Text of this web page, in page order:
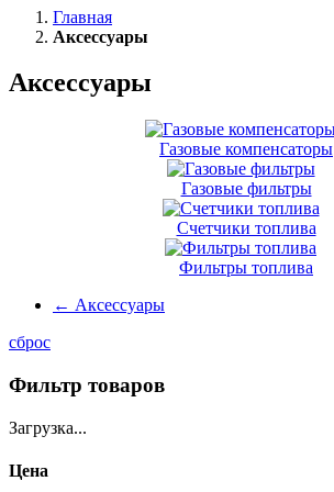
Главная
Аксессуары
Аксессуары
Газовые компенсаторы
Газовые фильтры
Счетчики топлива
Фильтры топлива
← Аксессуары
сброс
Фильтр товаров
Загрузка...
Цена